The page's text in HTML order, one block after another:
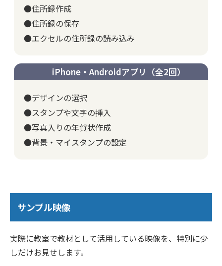
●住所録作成
●住所録の保存
●エクセルの住所録の読み込み
iPhone・Androidアプリ（全2回）
●デザインの選択
●スタンプや文字の挿入
●写真入りの年賀状作成
●背景・マイスタンプの設定
サンプル映像
実際に教室で教材として活用している映像を、特別に少
しだけお見せします。